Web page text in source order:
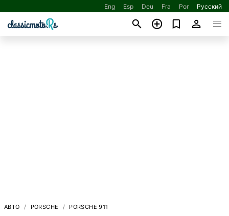
Eng Esp Deu Fra Por Русский
АВТО PORSCHE PORSCHE 911